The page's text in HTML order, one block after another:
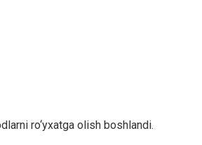
ro‘yxatga olish boshlandi.